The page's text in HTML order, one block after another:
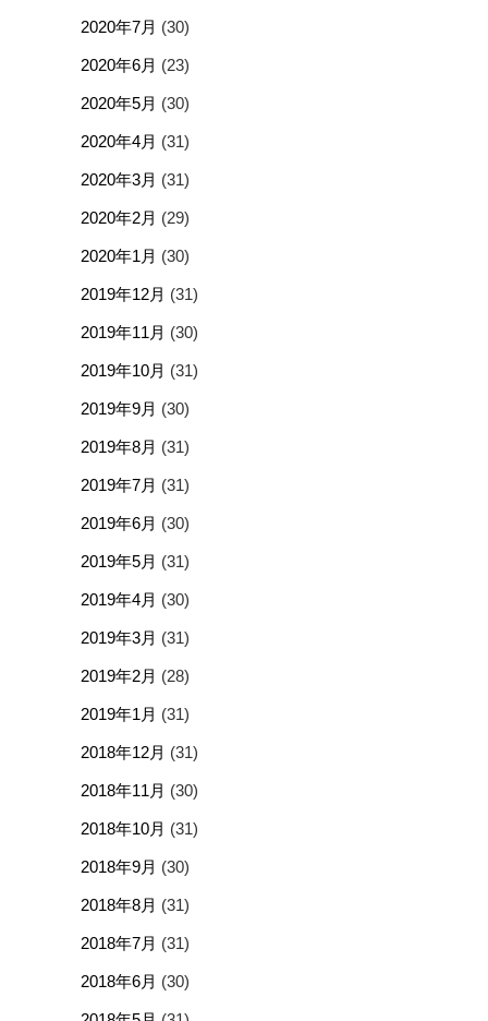
2020年7月 (30)
2020年6月 (23)
2020年5月 (30)
2020年4月 (31)
2020年3月 (31)
2020年2月 (29)
2020年1月 (30)
2019年12月 (31)
2019年11月 (30)
2019年10月 (31)
2019年9月 (30)
2019年8月 (31)
2019年7月 (31)
2019年6月 (30)
2019年5月 (31)
2019年4月 (30)
2019年3月 (31)
2019年2月 (28)
2019年1月 (31)
2018年12月 (31)
2018年11月 (30)
2018年10月 (31)
2018年9月 (30)
2018年8月 (31)
2018年7月 (31)
2018年6月 (30)